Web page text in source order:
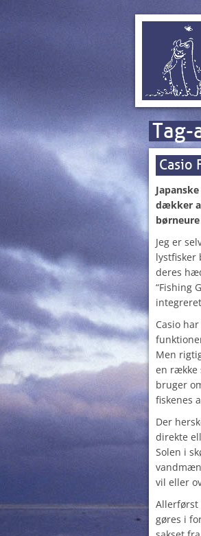
Tag-
Casio
dækker
Jeg er
lystfisker
deres
“Fishing
Casio
Men
en række
bruger
fiskenes
Der
direkte
Solen i
vil eller
Allerførst
gøres i